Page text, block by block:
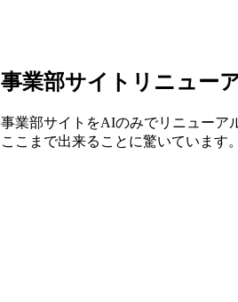
事業部サイトリニュー
事業部サイトをAIのみでリニューア
ここまで出来ることに驚いています。